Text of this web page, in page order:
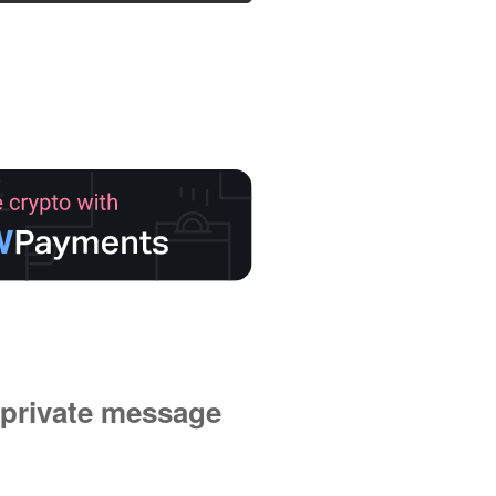
message